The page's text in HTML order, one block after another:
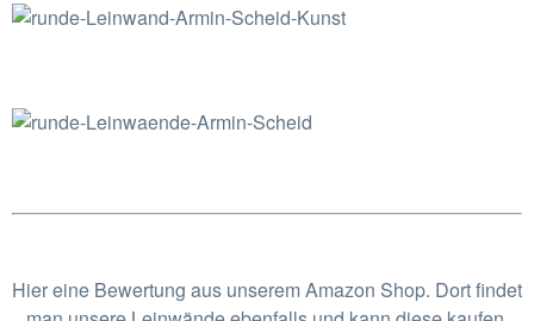
Hier eine Bewertung aus unserem Amazon Shop. Dort findet